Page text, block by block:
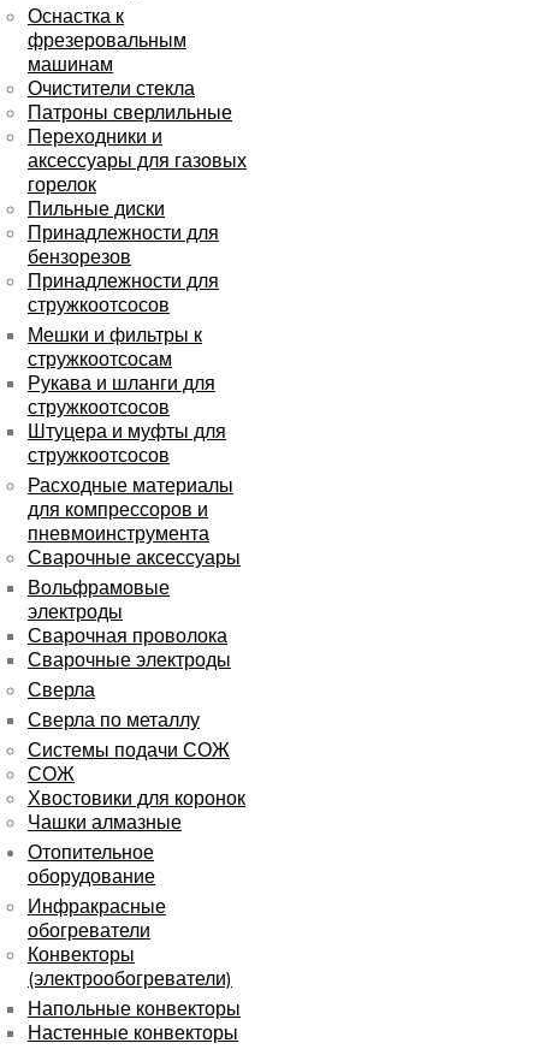
Оснастка к
фрезеровальным
машинам
Очистители стекла
Патроны сверлильные
Переходники и
аксессуары для газовых
горелок
Пильные диски
Принадлежности для
бензорезов
Принадлежности для
стружкоотсосов
Мешки и фильтры к
стружкоотсосам
Рукава и шланги для
стружкоотсосов
Штуцера и муфты для
стружкоотсосов
Расходные материалы
для компрессоров и
пневмоинструмента
Сварочные аксессуары
Вольфрамовые
электроды
Сварочная проволока
Сварочные электроды
Сверла
Сверла по металлу
Системы подачи СОЖ
СОЖ
Хвостовики для коронок
Чашки алмазные
Отопительное
оборудование
Инфракрасные
обогреватели
Конвекторы
(электрообогреватели)
Напольные конвекторы
Настенные конвекторы